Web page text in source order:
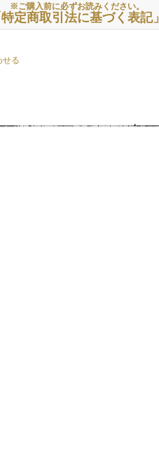
※ご購入前に必ずお読みください。
特定商取引法に基づく表記」
せる